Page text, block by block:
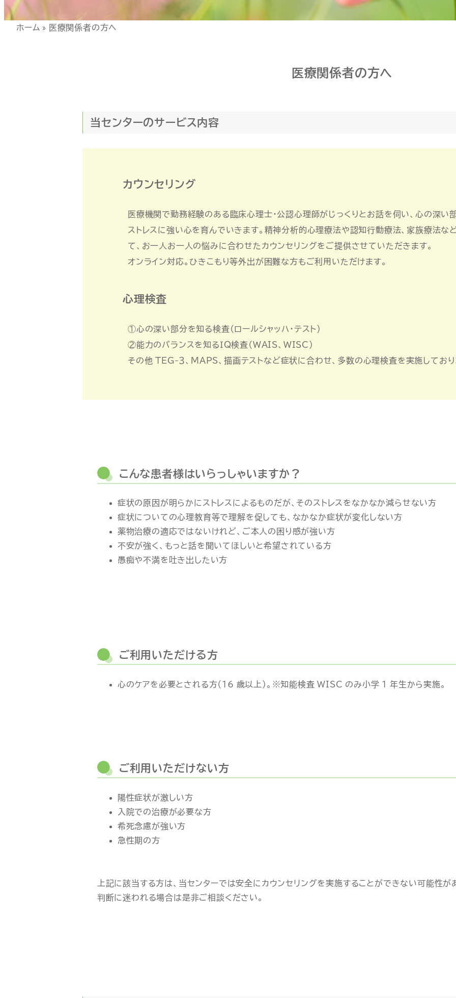
ホーム » 医療関係者の方へ
医療関係者の方へ
当センターのサービス内容
カウンセリング
医療機関で勤務経験のある臨床心理士・公認心理師がじっくりとお話を伺い、心の深い
ストレスに強い心を育んでいきます。精神分析的心理療法や認知行動療法、家族療法な
て、お一人お一人の悩みに合わせたカウンセリングをご提供させていただきます。
オンライン対応。ひきこもり等外出が困難な方もご利用いただけます。
心理検査
①心の深い部分を知る検査（ロールシャッハ・テスト）
②能力のバランスを知るＩＱ検査（WAIS、WISC）
その他 TEG-３、MAPS、描画テストなど症状に合わせ、多数の心理検査を実施しており
こんな患者様はいらっしゃいますか？
症状の原因が明らかにストレスによるものだが、そのストレスをなかなか減らせない方
症状についての心理教育等で理解を促しても、なかなか症状が変化しない方
薬物治療の適応ではないけれど、ご本人の困り感が強い方
不安が強く、もっと話を聞いてほしいと希望されている方
愚痴や不満を吐き出したい方
ご利用いただける方
心のケアを必要とされる方（16 歳以上）。※知能検査 WISC のみ小学 1 年生から実施。
ご利用いただけない方
陽性症状が激しい方
入院での治療が必要な方
希死念慮が強い方
急性期の方
上記に該当する方は、当センターでは安全にカウンセリングを実施することができない可能性が
判断に迷われる場合は是非ご相談ください。